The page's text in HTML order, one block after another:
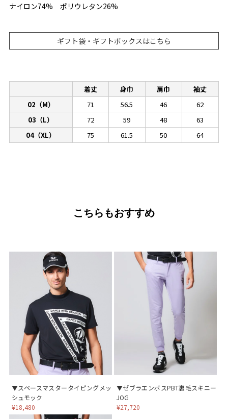
ナイロン74% ポリウレタン26%
ギフト袋・ギフトボックスはこちら
着丈 身巾 肩巾
袖丈
02（M）
71 56.5 46
62
03（L）
72 59 48
63
04（XL）
75 61.5 50 64
こちらもおすすめ
▼スペースマスタータイピングメッ
シュモック
¥18,480
▼ゼブラエンボスPBT裏毛スキニー
JOG
¥27,720